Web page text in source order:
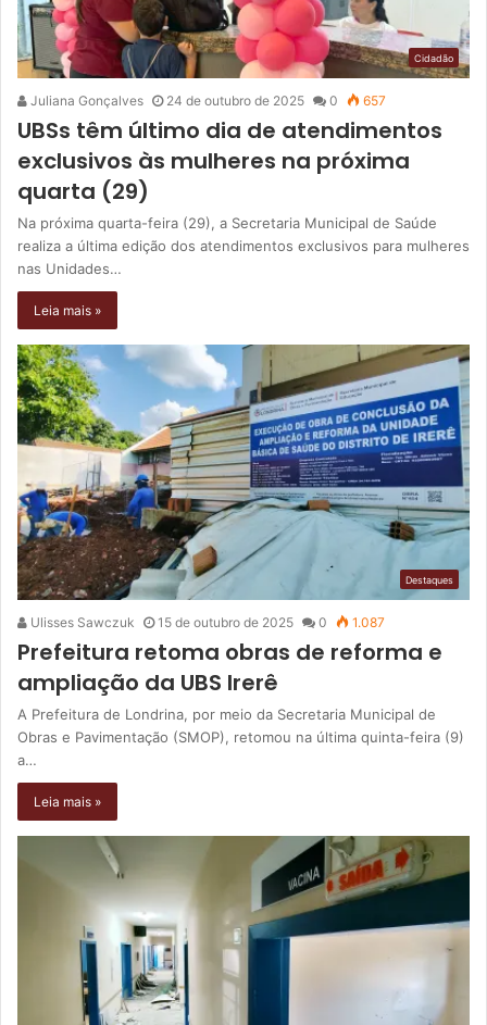
Cidadão
Juliana Gonçalves 24 de outubro de 2025 0 657
UBSs têm último dia de atendimentos
exclusivos às mulheres na próxima
quarta (29)
Na próxima quarta-feira (29), a Secretaria Municipal de Saúde
realiza a última edição dos atendimentos exclusivos para mulheres
nas Unidades…
Leia mais »
Destaques
Ulisses Sawczuk 15 de outubro de 2025 0 1.087
Prefeitura retoma obras de reforma e
ampliação da UBS Irerê
A Prefeitura de Londrina, por meio da Secretaria Municipal de
Obras e Pavimentação (SMOP), retomou na última quinta-feira (9)
a…
Leia mais »